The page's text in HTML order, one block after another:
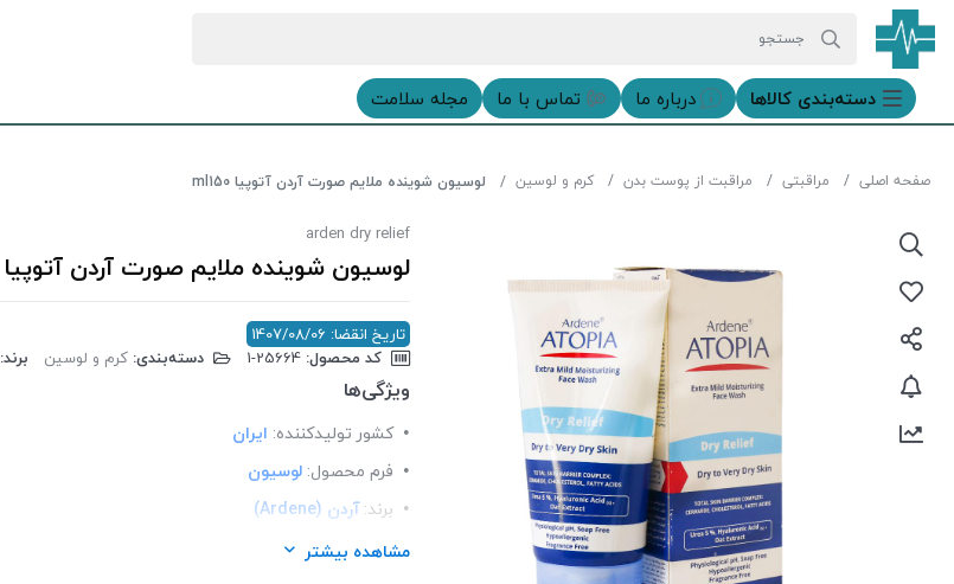
دسته‌بندی‌ کالاها درباره ما تماس با ما مجله سلامت
صفحه اصلی مراقبتی مراقبت از پوست بدن کرم و لوسین لوسیون شوینده ملایم صورت آردن آتوپیا ml150
arden dry relief
لوسیون شوینده ملایم صورت آردن آتوپیا ml150
تاریخ انقضا: 1407/08/06
کد محصول:
دسته‌بندی: کرم و لوسین برند:
ویژگی‌ها
کشور تولید‎کننده:
ایران
فرم محصول: لوسیون
برند:آردن (Ardene)
شرکت تولید کننده:
مشاهده بیشتر